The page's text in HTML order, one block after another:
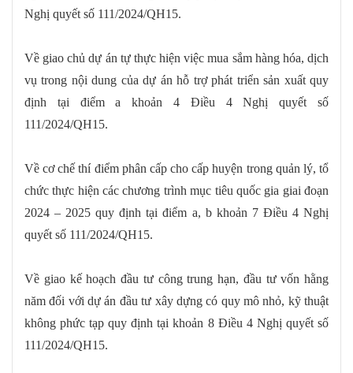
Nghị quyết số 111/2024/QH15.
Về giao chủ dự án tự thực hiện việc mua sắm hàng hóa, dịch
vụ trong nội dung của dự án hỗ trợ phát triển sản xuất quy
định tại điểm a khoản 4 Điều 4 Nghị quyết số
111/2024/QH15.
Về cơ chế thí điểm phân cấp cho cấp huyện trong quản lý, tổ
chức thực hiện các chương trình mục tiêu quốc gia giai đoạn
2024 – 2025 quy định tại điểm a, b khoản 7 Điều 4 Nghị
quyết số 111/2024/QH15.
Về giao kế hoạch đầu tư công trung hạn, đầu tư vốn hằng
năm đối với dự án đầu tư xây dựng có quy mô nhỏ, kỹ thuật
không phức tạp quy định tại khoản 8 Điều 4 Nghị quyết số
111/2024/QH15.